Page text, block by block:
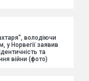
володіючи
у Норвегії заявив
та
війни (фото)